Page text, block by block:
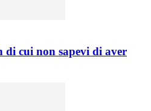
di cui non sapevi di aver